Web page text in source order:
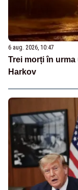
6 aug. 2026, 10:47
Trei morți în
Harkov